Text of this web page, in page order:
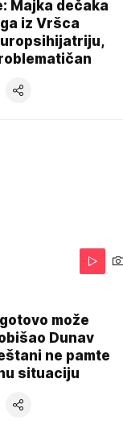
Majka dečaka
iz Vršca
može
Dunav
ne pamte
situaciju